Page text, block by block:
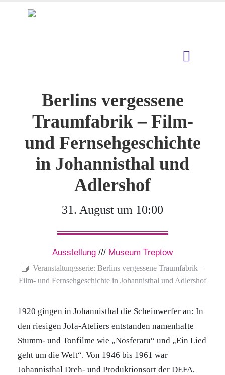
Berlins vergessene
Traumfabrik – Film-
und Fernsehgeschichte
in Johannisthal und
Adlershof
31. August um 10:00
Ausstellung /// Museum Treptow
Veranstaltungsserie: Berlins vergessene Traumfabrik –
Film- und Fernsehgeschichte in Johannisthal und Adlershof
1920 gingen in Johannisthal die Scheinwerfer an: In
den riesigen Jofa-Ateliers entstanden namenhafte
Stumm- und Tonfilme wie „Nosferatu“ und „Ein Lied
geht um die Welt“. Von 1946 bis 1961 war
Johannisthal Dreh- und Produktionsort der DEFA,